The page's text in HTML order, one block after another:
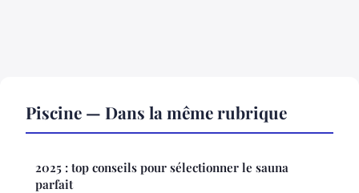
Piscine — Dans la même rubrique
2025 : top conseils pour sélectionner le sauna
parfait